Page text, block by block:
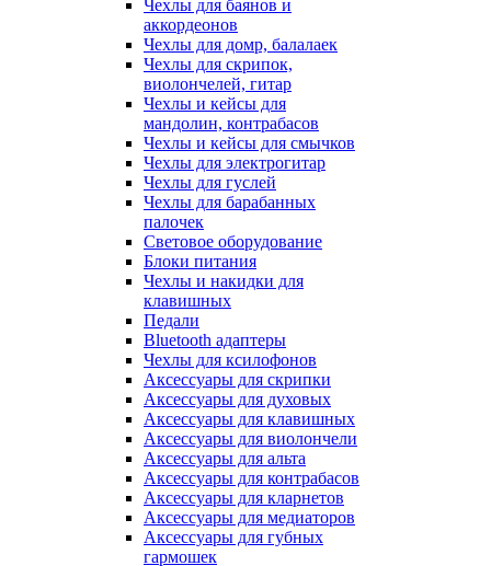
Чехлы для баянов и
аккордеонов
Чехлы для домр, балалаек
Чехлы для скрипок,
виолончелей, гитар
Чехлы и кейсы для
мандолин, контрабасов
Чехлы и кейсы для смычков
Чехлы для электрогитар
Чехлы для гуслей
Чехлы для барабанных
палочек
Световое оборудование
Блоки питания
Чехлы и накидки для
клавишных
Педали
Bluetooth адаптеры
Чехлы для ксилофонов
Аксессуары для скрипки
Аксессуары для духовых
Аксессуары для клавишных
Аксессуары для виолончели
Аксессуары для альта
Аксессуары для контрабасов
Аксессуары для кларнетов
Аксессуары для медиаторов
Аксессуары для губных
гармошек